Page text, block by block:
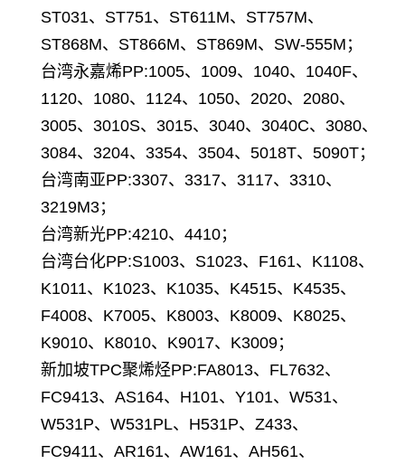
ST031、ST751、ST611M、ST757M、
ST868M、ST866M、ST869M、SW-555M；
台湾永嘉烯PP:1005、1009、1040、1040F、
1120、1080、1124、1050、2020、2080、
3005、3010S、3015、3040、3040C、3080、
3084、3204、3354、3504、5018T、5090T；
台湾南亚PP:3307、3317、3117、3310、
3219M3；
台湾新光PP:4210、4410；
台湾台化PP:S1003、S1023、F161、K1108、
K1011、K1023、K1035、K4515、K4535、
F4008、K7005、K8003、K8009、K8025、
K9010、K8010、K9017、K3009；
新加坡TPC聚烯烃PP:FA8013、FL7632、
FC9413、AS164、H101、Y101、W531、
W531P、W531PL、H531P、Z433、
FC9411、AR161、AW161、AH561、